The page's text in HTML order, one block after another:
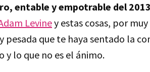
entable y empotrable del 2013
Leviney estas cosas, por
que te haya sentado la
y lo que no es el ánimo.